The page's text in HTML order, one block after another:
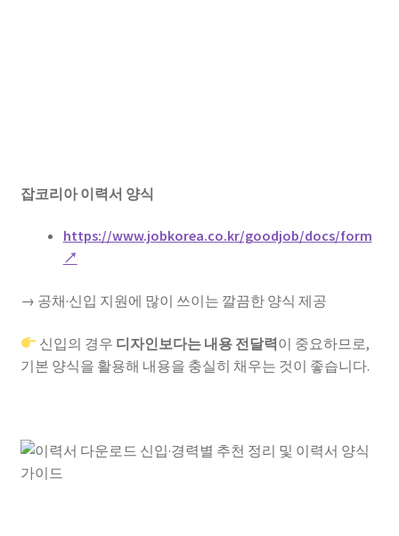
잡코리아 이력서 양식
https://www.jobkorea.co.kr/goodjob/docs/form
↗
→ 공채·신입 지원에 많이 쓰이는 깔끔한 양식 제공
신입의 경우 디자인보다는 내용 전달력이 중요하므로,
기본 양식을 활용해 내용을 충실히 채우는 것이 좋습니다.